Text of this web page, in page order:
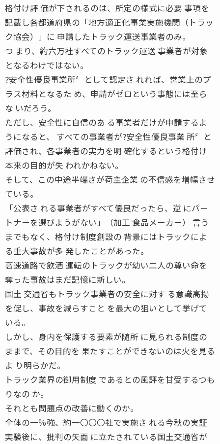
格付け評 価が下されるのは、所定の様式に必要 事項を
記載し各都道府県の「地方適正化事業実施機関（トラッ
ク協会）」に 申請したトラック運送事業者のみ。
つ まり、約六万社すべてのトラック運送 事業者が対象
となるわけではない。
?安全性優良事業所〞として認定さ れれば、営業上のプ
ラス材料となるた め、申請がゼロという事態には至ら
な いだろう。
ただし、安全性に自信のあ る事業者だけが申請するよ
うになると、 すべての事業者が?安全性優良事業 所〞と
評価され、各事業者の実力を明 確化するという格付け
本来の目的が失 われかねない。
そして、この中途半端さが荷主企業 の不信感を増幅させ
ている。
「公表さ れる事業者がすべて優良だったら、逆 にパー
トナーを選びようがない」（加工 食品メーカー） 言う
までもなく、格付け制度創設の 背景にはトラックによ
る重大事故が多 発したことがあった。
高速道路で飲酒 運転のトラックが幼い二人の尊い命を
奪った事故はまだ記憶に新しい。
国土 交通省もトラック事業者の安全に対す る意識高揚
を促し、事故を減らすこと を最大の狙いとして挙げて
いる。
しかし、身内を保護する要素が随所 に見られる制度の
ままで、その目的を 果たすことができないのは火を見る
よ り明らかだ。
トラック業界の御用制度 であるとの風評を甘受するつも
りなの か。
それとも問題点の改善に動くのか。
全体の一％強、約一〇〇〇社で実施さ れる今秋の実証
実験後に、批判の矢面 に立たされている国土交通省が